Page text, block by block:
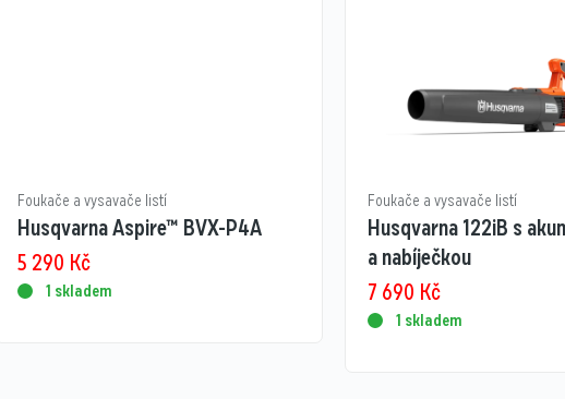
Foukače a vysavače listí
Husqvarna Aspire™ BVX-P4A
5 290 Kč
1 skladem
Foukače a vysavače listí
Husqvarna 122iB s
a nabíječkou
7 690 Kč
1 skladem